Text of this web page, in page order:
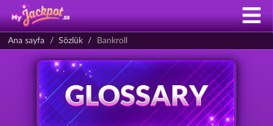
Ana sayfa Sözlük Bankroll